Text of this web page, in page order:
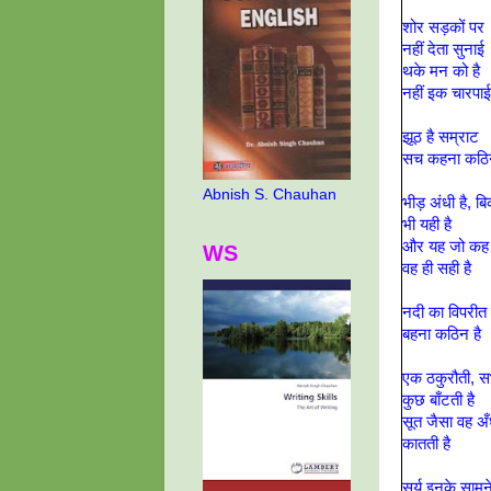
शोर सड़कों पर
नहीं देता सुनाई
थके मन को है
नहीं इक चारपाई
झूठ है सम्राट
सच कहना
भीड़ अंधी है,
भी यही है
और यह जो कह
वह ही सही है
नदी का
बहना कठिन है
एक ठकुरौती,
कुछ बाँटती है
सूत जैसा वह
कातती है
Abnish S. Chauhan
WS